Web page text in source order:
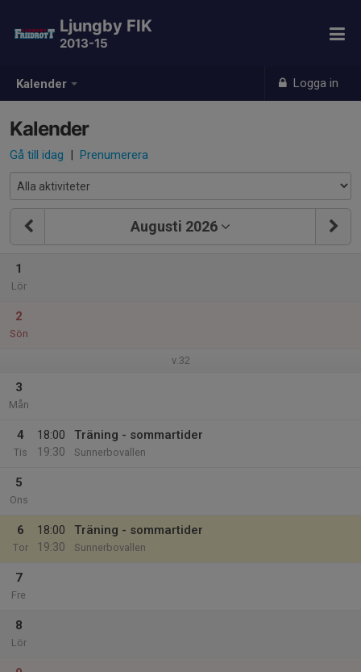
Kalender Logga in
Ljungby FIK
2013-15
Kalender
Gå till idag | Prenumerera
Augusti 2026
1
Lör
2
Sön
v.32
3
Mån
4
Tis
18:00
19:30
Träning - sommartider
Sunnerbovallen
5
Ons
6
Tor
18:00
19:30
Träning - sommartider
Sunnerbovallen
7
Fre
8
Lör